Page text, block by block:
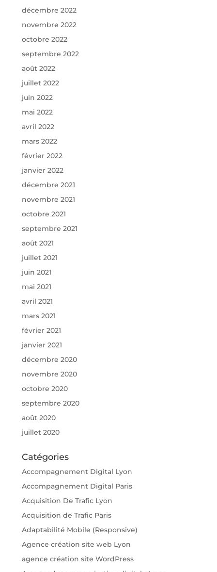
décembre 2022
novembre 2022
octobre 2022
septembre 2022
août 2022
juillet 2022
juin 2022
mai 2022
avril 2022
mars 2022
février 2022
janvier 2022
décembre 2021
novembre 2021
octobre 2021
septembre 2021
août 2021
juillet 2021
juin 2021
mai 2021
avril 2021
mars 2021
février 2021
janvier 2021
décembre 2020
novembre 2020
octobre 2020
septembre 2020
août 2020
juillet 2020
Catégories
Accompagnement Digital Lyon
Accompagnement Digital Paris
Acquisition De Trafic Lyon
Acquisition de Trafic Paris
Adaptabilité Mobile (Responsive)
Agence création site web Lyon
agence création site WordPress